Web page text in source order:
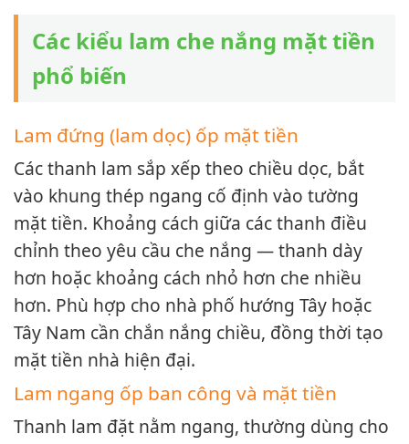
Các kiểu lam che nắng mặt tiền
phổ biến
Lam đứng (lam dọc) ốp mặt tiền
Các thanh lam sắp xếp theo chiều dọc, bắt
vào khung thép ngang cố định vào tường
mặt tiền. Khoảng cách giữa các thanh điều
chỉnh theo yêu cầu che nắng — thanh dày
hơn hoặc khoảng cách nhỏ hơn che nhiều
hơn. Phù hợp cho nhà phố hướng Tây hoặc
Tây Nam cần chắn nắng chiều, đồng thời tạo
mặt tiền nhà hiện đại.
Lam ngang ốp ban công và mặt tiền
Thanh lam đặt nằm ngang, thường dùng cho